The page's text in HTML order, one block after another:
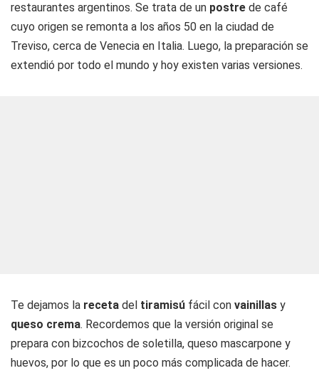
restaurantes argentinos. Se trata de un postre de café
cuyo origen se remonta a los años 50 en la ciudad de
Treviso, cerca de Venecia en Italia. Luego, la preparación se
extendió por todo el mundo y hoy existen varias versiones.
Te dejamos la receta del tiramisú fácil con vainillas y
queso crema. Recordemos que la versión original se
prepara con bizcochos de soletilla, queso mascarpone y
huevos, por lo que es un poco más complicada de hacer.